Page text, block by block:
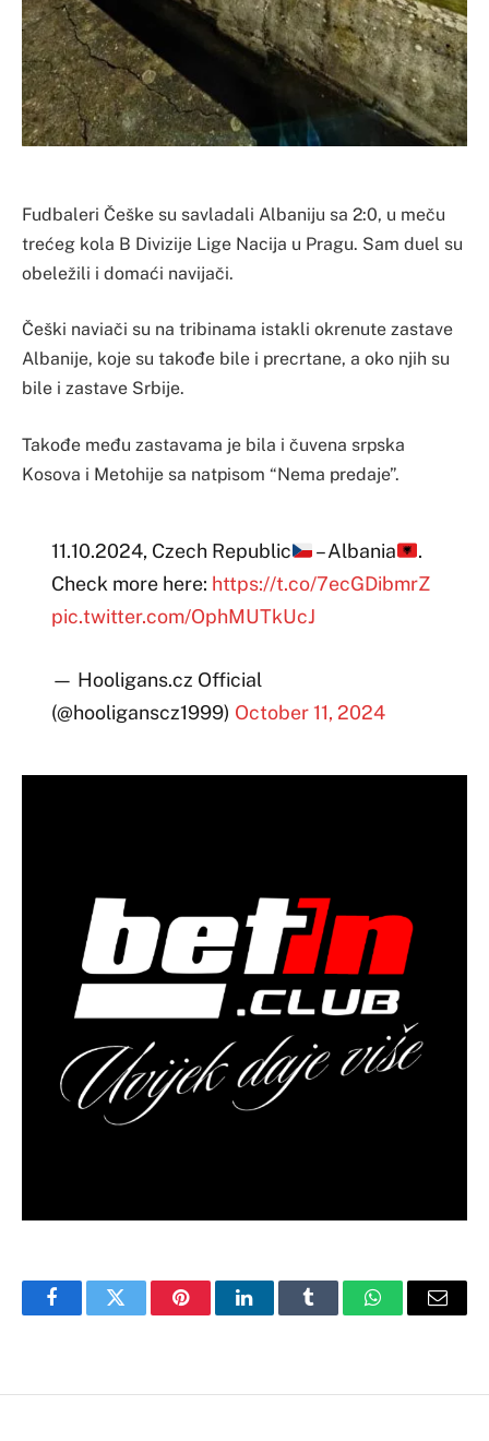
Fudbaleri Češke su savladali Albaniju sa 2:0, u meču
trećeg kola B Divizije Lige Nacija u Pragu. Sam duel su
obeležili i domaći navijači.
Češki naviači su na tribinama istakli okrenute zastave
Albanije, koje su takođe bile i precrtane, a oko njih su
bile i zastave Srbije.
Takođe među zastavama je bila i čuvena srpska
Kosova i Metohije sa natpisom “Nema predaje”.
11.10.2024, Czech Republic – Albania
.
Check more here: https://t.co/7ecGDibmrZ
pic.twitter.com/OphMUTkUcJ
— Hooligans.cz Official
(@hooliganscz1999) October 11, 2024
FacebookTwitter PinterestLinkedInTumblr WhatsAppEmail